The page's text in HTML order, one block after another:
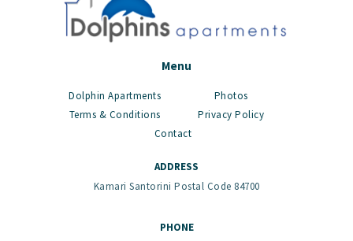
Menu
Dolphin Apartments
Photos
Terms & Conditions
Privacy Policy
Contact
ADDRESS
Kamari Santorini Postal Code 84700
PHONE